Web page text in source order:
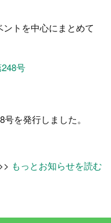
トを中心にまとめて
号
を発行しました。
もっとお知らせを読む